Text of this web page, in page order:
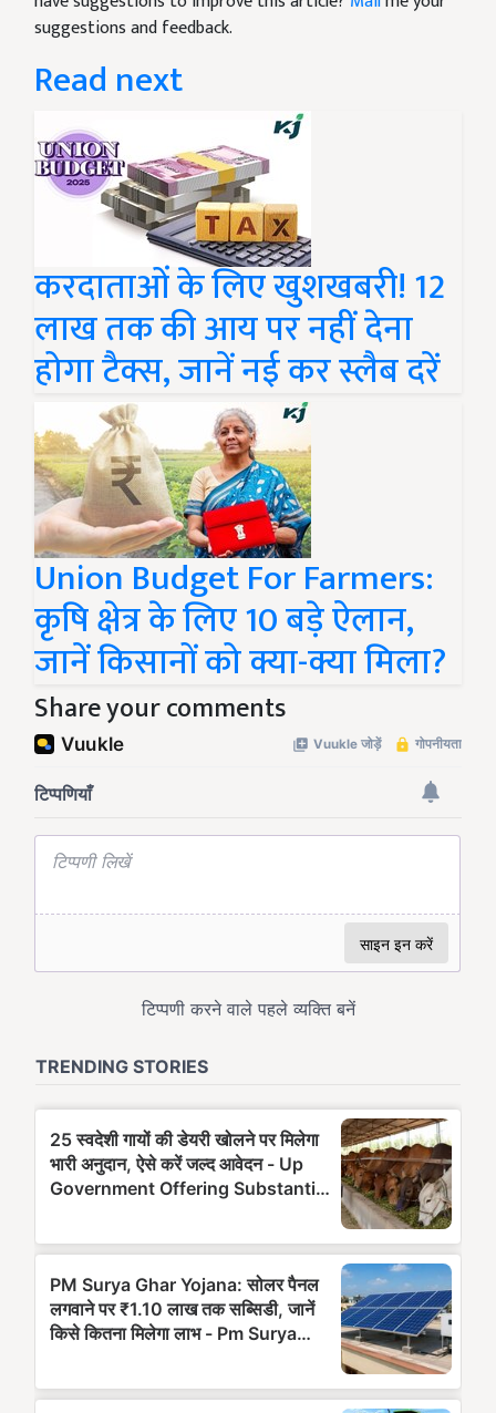
suggestions and feedback.
Read next
करदाताओं के लिए खुशखबरी! 12
लाख तक की आय पर नहीं देना
होगा टैक्स, जानें नई कर स्लैब दरें
Union Budget For Farmers:
कृषि क्षेत्र के लिए 10 बड़े ऐलान,
जानें किसानों को क्या-क्या मिला?
Share your comments